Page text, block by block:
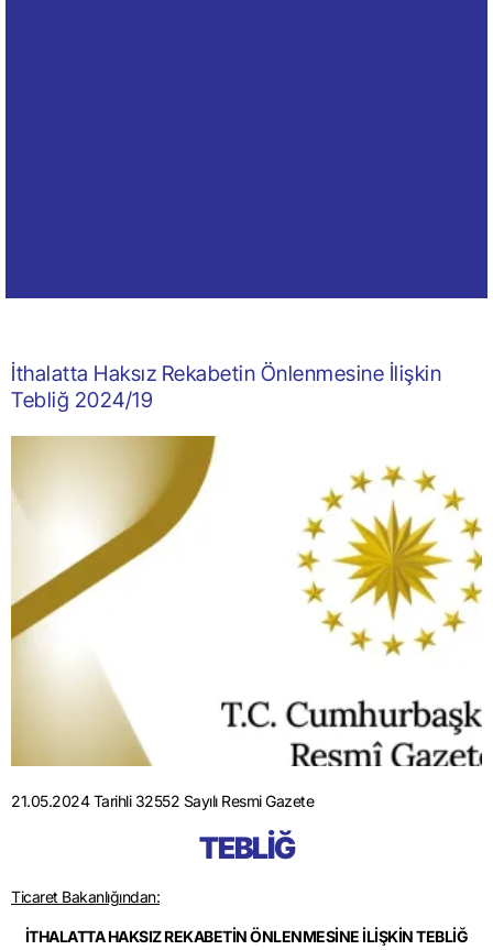
İthalatta Haksız Rekabetin Önlenmesine İlişkin
Tebliğ 2024/19
21.05.2024 Tarihli 32552 Sayılı Resmi Gazete
TEBLİĞ
Ticaret Bakanlığından:
İTHALATTA HAKSIZ REKABETİN ÖNLENMESİNE İLİŞKİN TEBLİĞ